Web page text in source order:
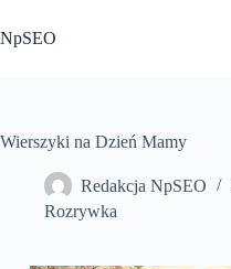
do
treści
NpSEO
Wierszyki na Dzień Mamy
Redakcja NpSEO
Rozrywka